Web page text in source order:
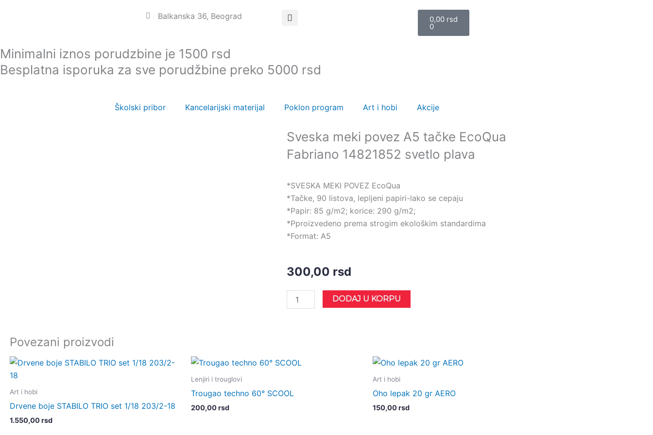
Balkanska 36, Beograd 0,00 rsd
0
Cart
Minimalni iznos porudzbine je 1500 rsd
Besplatna isporuka za sve porudžbine preko 5000 rsd
Školski pribor Kancelarijski materijal Poklon program Art i hobi Akcije
Sveska meki povez A5 tačke EcoQua
Fabriano 14821852 svetlo plava
*SVESKA MEKI POVEZ EcoQua
*Tačke, 90 listova, lepljeni papiri-lako se cepaju
*Papir: 85 g/m2; korice: 290 g/m2;
*Pproizvedeno prema strogim ekološkim standardima
*Format: A5
300,00 rsd
Sveska
meki
EcoQua
svetlo
DODAJ U KORPU
Povezani proizvodi
Art i hobi
Drvene boje STABILO TRIO set 1/18 203/2-18
1.550,00rsd
Lenjiri i trouglovi
Trougao techno 60° SCOOL
200,00rsd
Art i hobi
Oho lepak 20 gr AERO
150,00rsd